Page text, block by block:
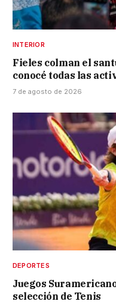
INTERIOR
Fieles colman el
conocé todas las
7 de agosto de 2026
DEPORTES
Juegos
selección de Tenis